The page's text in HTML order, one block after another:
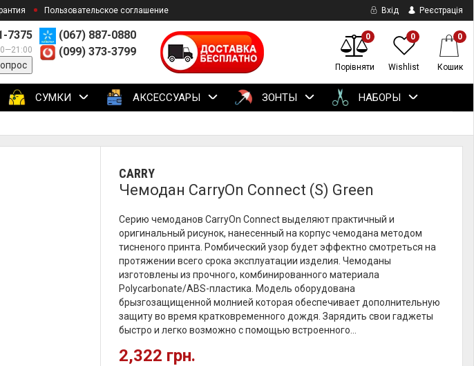
Пользовательское соглашение Вхід Реєстрація
7375
(067) 887-0880
(099) 373-3799
0
Порівняти
0
Wishlist
0
Кошик
СУМКИ АКСЕССУАРЫ ЗОНТЫ НАБОРЫ
CARRY
Чемодан CarryOn Connect (S) Green
Серию чемоданов CarryOn Connect выделяют практичный и
оригинальный рисунок, нанесенный на корпус чемодана методом
тисненого принта. Ромбический узор будет эффектно смотреться на
протяжении всего срока эксплуатации изделия. Чемоданы
изготовлены из прочного, комбинированного материала
Polycarbonate/ABS-пластика. Модель оборудована
брызгозащищенной молнией которая обеспечивает дополнительную
защиту во время кратковременного дождя. Зарядить свои гаджеты
быстро и легко возможно с помощью встроенного...
2,322 грн.